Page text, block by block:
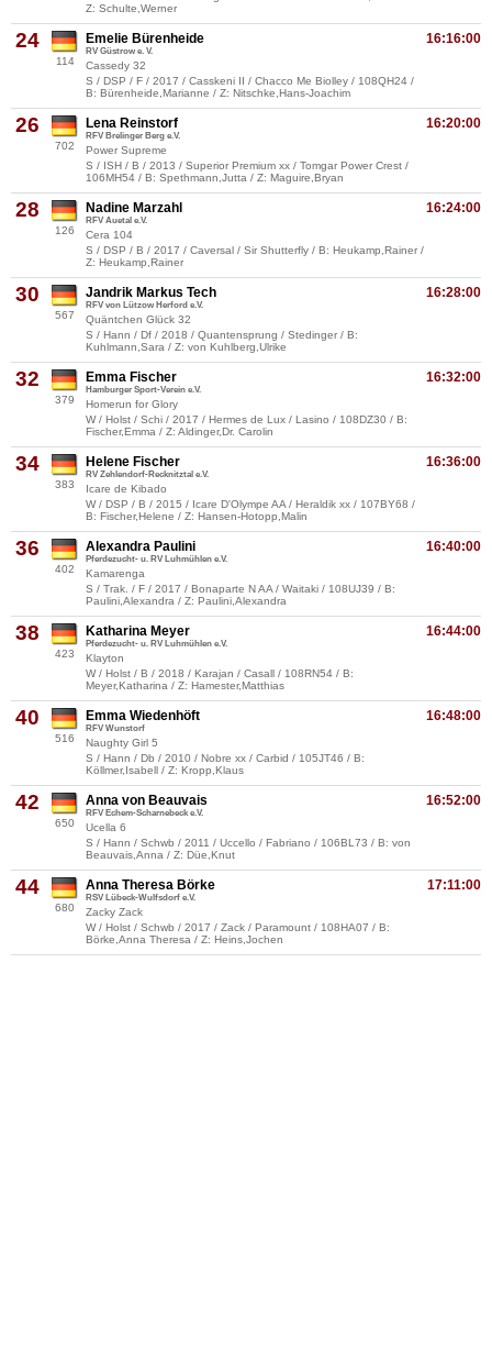
Z: Schulte,Werner
24
114
16:16:00
Emelie Bürenheide
RV Güstrow e. V.
Cassedy 32
S / DSP / F / 2017 / Casskeni II / Chacco Me Biolley / 108QH24 /
B: Bürenheide,Marianne / Z: Nitschke,Hans-Joachim
26
702
16:20:00
Lena Reinstorf
RFV Brelinger Berg e.V.
Power Supreme
S / ISH / B / 2013 / Superior Premium xx / Tomgar Power Crest /
106MH54 / B: Spethmann,Jutta / Z: Maguire,Bryan
28
126
16:24:00
Nadine Marzahl
RFV Auetal e.V.
Cera 104
S / DSP / B / 2017 / Caversal / Sir Shutterfly / B: Heukamp,Rainer /
Z: Heukamp,Rainer
30
567
16:28:00
Jandrik Markus Tech
RFV von Lützow Herford e.V.
Quäntchen Glück 32
S / Hann / Df / 2018 / Quantensprung / Stedinger / B:
Kuhlmann,Sara / Z: von Kuhlberg,Ulrike
32
379
16:32:00
Emma Fischer
Hamburger Sport-Verein e.V.
Homerun for Glory
W / Holst / Schi / 2017 / Hermes de Lux / Lasino / 108DZ30 / B:
Fischer,Emma / Z: Aldinger,Dr. Carolin
34
383
16:36:00
Helene Fischer
RV Zehlendorf-Recknitztal e.V.
Icare de Kibado
W / DSP / B / 2015 / Icare D'Olympe AA / Heraldik xx / 107BY68 /
B: Fischer,Helene / Z: Hansen-Hotopp,Malin
36
402
16:40:00
Alexandra Paulini
Pferdezucht- u. RV Luhmühlen e.V.
Kamarenga
S / Trak. / F / 2017 / Bonaparte N AA / Waitaki / 108UJ39 / B:
Paulini,Alexandra / Z: Paulini,Alexandra
38
423
16:44:00
Katharina Meyer
Pferdezucht- u. RV Luhmühlen e.V.
Klayton
W / Holst / B / 2018 / Karajan / Casall / 108RN54 / B:
Meyer,Katharina / Z: Hamester,Matthias
40
516
16:48:00
Emma Wiedenhöft
RFV Wunstorf
Naughty Girl 5
S / Hann / Db / 2010 / Nobre xx / Carbid / 105JT46 / B:
Köllmer,Isabell / Z: Kropp,Klaus
42
650
16:52:00
Anna von Beauvais
RFV Echem-Scharnebeck e.V.
Ucella 6
S / Hann / Schwb / 2011 / Uccello / Fabriano / 106BL73 / B: von
Beauvais,Anna / Z: Düe,Knut
44
680
17:11:00
Anna Theresa Börke
RSV Lübeck-Wulfsdorf e.V.
Zacky Zack
W / Holst / Schwb / 2017 / Zack / Paramount / 108HA07 / B:
Börke,Anna Theresa / Z: Heins,Jochen